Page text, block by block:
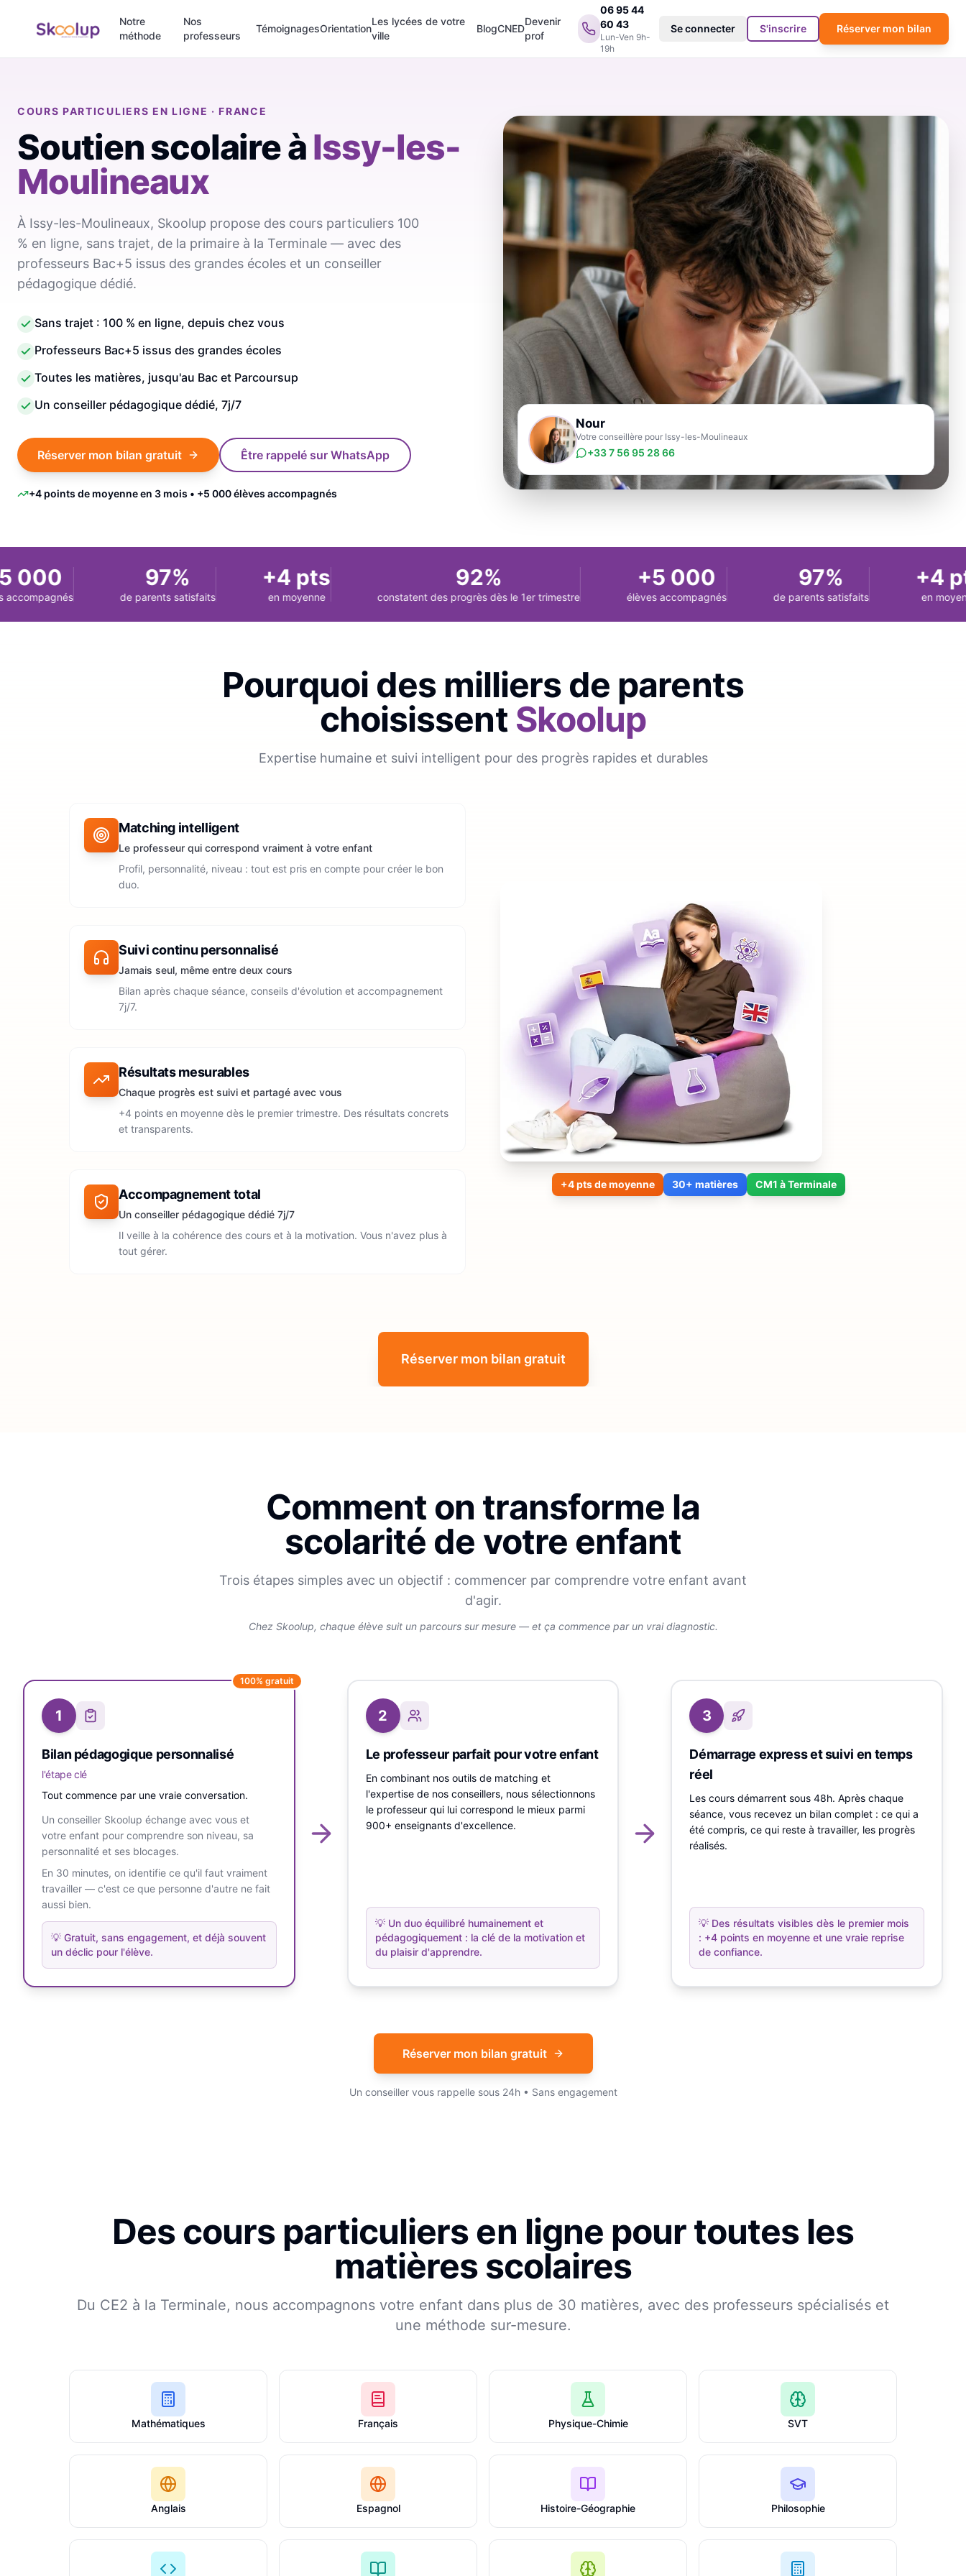
Notre
méthode
Nos
professeurs
TémoignagesOrientation
Les lycées de votre
ville
BlogCNED
Devenir
prof
06 95 44
60 43
Lun-Ven 9h-
19h
Se connecter S'inscrire Réserver mon bilan
COURS PARTICULIERS EN LIGNE · FRANCE
Soutien scolaireàIssy-les-
Moulineaux
À Issy-les-Moulineaux, Skoolup propose des cours particuliers 100
% en ligne, sans trajet, de la primaire à la Terminale — avec des
professeurs Bac+5 issus des grandes écoles et un conseiller
pédagogique dédié.
Sans trajet : 100 % en ligne, depuis chez vous
Professeurs Bac+5 issus des grandes écoles
Toutes les matières, jusqu'au Bac et Parcoursup
Un conseiller pédagogique dédié, 7j/7
Réserver mon bilan gratuit Être rappelé sur WhatsApp
+4 points de moyenne en 3 mois • +5 000 élèves accompagnés
Nour
Votre conseillère pour Issy-les-Moulineaux
+33 7 56 95 28 66
97%
de parents satisfaits
+4 pts
en moyenne
92%
constatent des progrès dès le 1er trimestre
+5 000
élèves accompagnés
97%
de parents satisfaits
+4 pts
en moyenne
Pourquoi des milliers de parents
choisissent Skoolup
Expertise humaine et suivi intelligent pour des progrès rapides et durables
Matching intelligent
Le professeur qui correspond vraiment à votre enfant
Profil, personnalité, niveau : tout est pris en compte pour créer le bon
duo.
Suivi continu personnalisé
Jamais seul, même entre deux cours
Bilan après chaque séance, conseils d'évolution et accompagnement
7j/7.
Résultats mesurables
Chaque progrès est suivi et partagé avec vous
+4 points en moyenne dès le premier trimestre. Des résultats concrets
et transparents.
Accompagnement total
Un conseiller pédagogique dédié 7j/7
Il veille à la cohérence des cours et à la motivation. Vous n'avez plus à
tout gérer.
+4 pts de moyenne 30+ matières CM1 à Terminale
Réserver mon bilan gratuit
Comment on transforme la
scolarité de votre enfant
Trois étapes simples avec un objectif : commencer par comprendre votre enfant avant
d'agir.
Chez Skoolup, chaque élève suit un parcours sur mesure — et ça commence par un vrai diagnostic.
100% gratuit
1
Bilan pédagogique personnalisé
l'étape clé
Tout commence par une vraie conversation.
Un conseiller Skoolup échange avec vous et
votre enfant pour comprendre son niveau, sa
personnalité et ses blocages.
En 30 minutes, on identifie ce qu'il faut vraiment
travailler — c'est ce que personne d'autre ne fait
aussi bien.
💡 Gratuit, sans engagement, et déjà souvent
un déclic pour l'élève.
2
Le professeur parfait pour votre enfant
En combinant nos outils de matching et
l'expertise de nos conseillers, nous sélectionnons
le professeur qui lui correspond le mieux parmi
900+ enseignants d'excellence.
💡 Un duo équilibré humainement et
pédagogiquement : la clé de la motivation et
du plaisir d'apprendre.
3
Démarrage express et suivi en temps
réel
Les cours démarrent sous 48h. Après chaque
séance, vous recevez un bilan complet : ce qui a
été compris, ce qui reste à travailler, les progrès
réalisés.
💡 Des résultats visibles dès le premier mois
: +4 points en moyenne et une vraie reprise
de confiance.
Réserver mon bilan gratuit
Un conseiller vous rappelle sous 24h • Sans engagement
Des cours particuliers en ligne pour toutes les
matières scolaires
Du CE2 à la Terminale, nous accompagnons votre enfant dans plus de 30 matières, avec des professeurs spécialisés et
une méthode sur-mesure.
Mathématiques Français Physique-Chimie SVT
Anglais Espagnol Histoire-Géographie Philosophie